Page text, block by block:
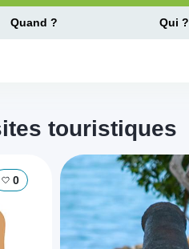
Quand ? Qui ?
touristiques
0